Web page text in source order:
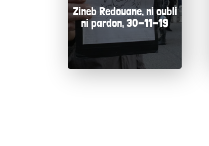
Zineb Redouane, ni oubli
ni pardon, 30-11-19